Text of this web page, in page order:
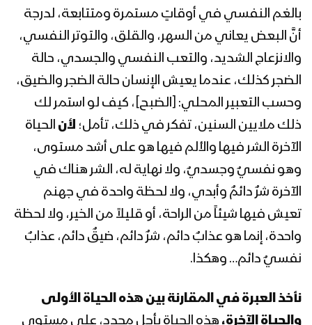
المحاضرة الرمضانية الثامنة عشرة للسيد
عبدالملك بدر الدين الحوثي 18 رمضان
1443هـ
المحاضرة الرمضانية السابعة عشرة للسيد
عبدالملك بدرالدين الحوثي 17 رمضان
1443هـ
المحاضرة الرمضانية السادسة عشرة للسيد
1443هـ
المحاضرة الرمضانية الخامسة عشرة للسيد
1443هـ
المحاضرة الرمضانية الرابعة عشرة للسيد
عبدالملك بدر الدين الحوثي 14 رمضان
بالغم النفسي في أوقاتٍ مستمرة ومتتابعة، لدرجة
أنَّ البعض يعاني من السهر، والقلق، والتوتر النفسي،
والانزعاج الشديد، والتعب النفسي والجسدي، حالة
الضجر كذلك، عندما يعيش الإنسان حالة الضجر والضيق،
وحسب التعبير المحلي: [الضبح]، كيف لو استمر لك
ذلك ملايين السنين، تفكر في ذلك، تأمل؛ لأن الحياة
الآخرة الشر فيها والألم فيها هو على أشد مستوى،
وهو نفسيٌ وجسديٌ، ولا نهاية له، الشر هناك في
الآخرة شرٌ دائمٌ وأبدي، ولا لحظة واحدة في جهنم
تعيش فيها شيئاً من الراحة، أو قليلاً من الخير، ولا لحظة
واحدة، إنما هو عذابٌ دائم، شرٌ دائم، ضيقٌ دائم، عذابٌ
نفسيٌ دائم… وهكذا.
نأخذ العبرة في المقارنة بين هذه الحياة الأولى
والحياة الآخرة، هذه الحياة بأجلٍ محدد، على مستوى